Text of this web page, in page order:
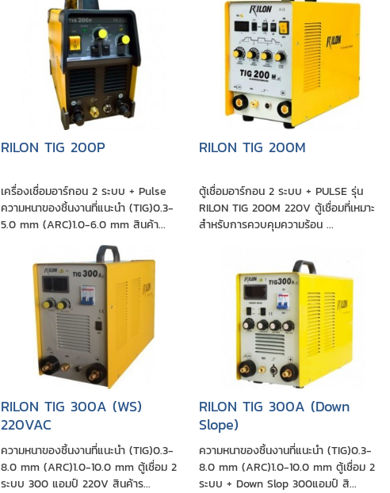
RILON TIG 200P
เครื่องเชื่อมอาร์กอน 2 ระบบ + Pulse
ความหนาของชิ้นงานที่แนะนำ (TIG)0.3-
5.0 mm (ARC)1.0-6.0 mm สินค้า...
RILON TIG 200M
ตู้เชื่อมอาร์กอน 2 ระบบ + PULSE รุ่น
RILON TIG 200M 220V ตู้เชื่อมที่เหมาะ
สำหรับการควบคุมความร้อน ...
RILON TIG 300A (WS)
220VAC
ความหนาของชิ้นงานที่แนะนำ (TIG)0.3-
8.0 mm (ARC)1.0-10.0 mm ตู้เชื่อม 2
ระบบ 300 แอมป์ 220V สินค้าร...
RILON TIG 300A (Down
Slope)
ความหนาของชิ้นงานที่แนะนำ (TIG)0.3-
8.0 mm (ARC)1.0-10.0 mm ตู้เชื่อม 2
ระบบ + Down Slop 300แอมป์ สิ...